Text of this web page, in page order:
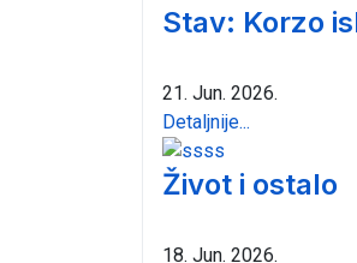
Stav: Korzo
21. Jun. 2026.
Detaljnije...
Život i ostalo
18. Jun. 2026.